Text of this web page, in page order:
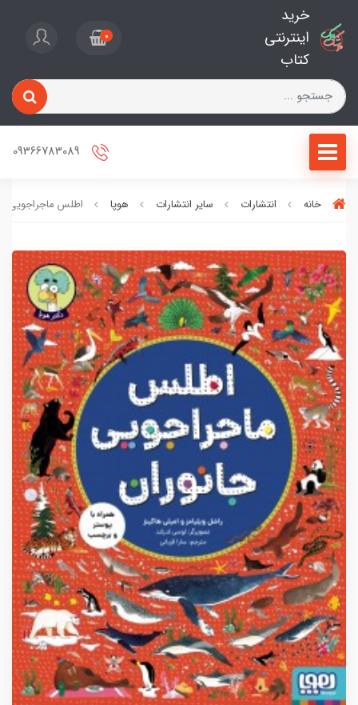
خرید
اینترنتی
کتاب
0
خانه انتشارات سایر انتشارات هوپا اطلس ماجراجویی